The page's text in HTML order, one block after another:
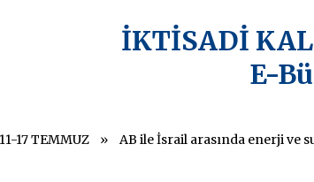
İKTİSADİ
E-
11-17 TEMMUZ